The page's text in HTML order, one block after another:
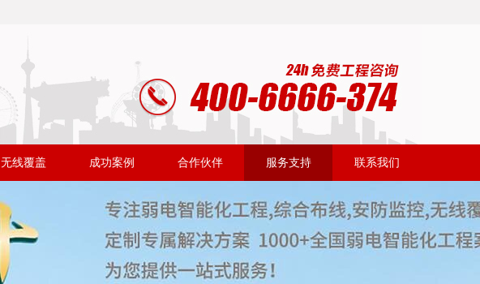
无线覆盖 成功案例 合作伙伴 服务支持 联系我们